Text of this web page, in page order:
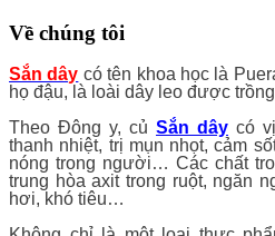
Về chúng tôi
Sắn dây có tên khoa học là
họ đậu, là loài dây leo được
Theo Đông y, củ Sắn dây có
thanh nhiệt, trị mụn nhọt, cảm
nóng trong người… Các chất
trung hòa axit trong ruột, ngăn
hơi, khó tiêu…